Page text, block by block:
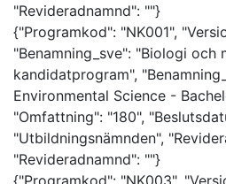
"Revideradnamnd": ""}
{"Programkod": "NK001",
"Benamning_sve": "Biologi och
kandidatprogram",
Environmental Science -
"Omfattning": "180",
"Utbildningsnämnden",
"Revideradnamnd": ""}
{"Programkod": "NK003",